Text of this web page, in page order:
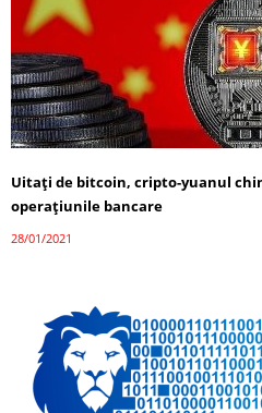
Uitați de bitcoin, cripto-yuanul
operațiunile bancare
28/01/2021